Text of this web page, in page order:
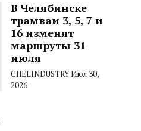
В Челябинске
трамваи 3, 5, 7 и
16 изменят
маршруты 31
июля
CHELINDUSTRYИюл 30,
2026